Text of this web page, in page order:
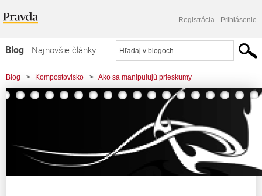
Registrácia Prihlásenie
Blog
Najnovšie články
Najčítanejšie články
Najkomentovanejšie články
Komerčné blogy
Blog > Kompostovisko > Ako sa manipulujú prieskumy